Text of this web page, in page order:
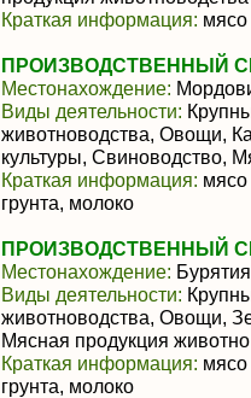
Краткая информация: мясо
ПРОИЗВОДСТВЕННЫЙ
Местонахождение:
Виды деятельности:
животноводства, Овощи,
культуры, Свиноводство,
Краткая информация: мясо
грунта, молоко
ПРОИЗВОДСТВЕННЫЙ
Местонахождение: Бурятия
Виды деятельности:
животноводства, Овощи,
Мясная продукция
Краткая информация: мясо
грунта, молоко